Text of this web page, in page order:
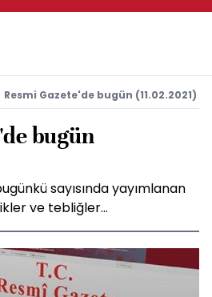
Resmi Gazete'de bugün (11.02.2021)
bugün
sayısında yayımlanan
ve tebliğler...